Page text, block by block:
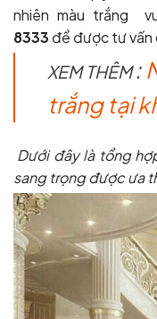
nhiên màu trắng
8333 để được tư vấn
XEM THÊM:
trắng tại
Dưới đây là tổng
sang trọng được ưa